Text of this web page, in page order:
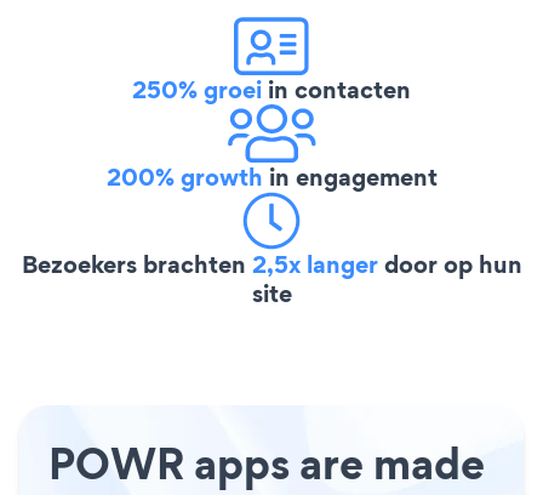
250% groei in contacten
200% growth in engagement
Bezoekers brachten 2,5x langerdoor op hun
site
POWR apps are made